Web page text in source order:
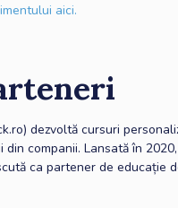
aici.
dezvoltă cursuri
companii. Lansată în
ca partener de educație